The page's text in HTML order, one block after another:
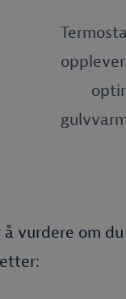
å vurdere om